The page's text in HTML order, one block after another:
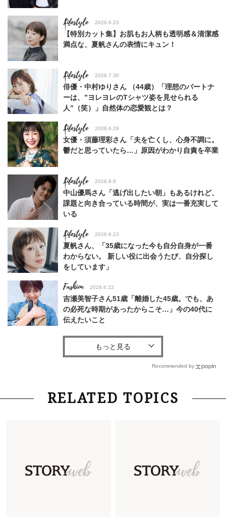
Lifestyle 2026.6.23
【特別カット集】お肌もお人柄も透明感＆清潔感
満点な、夏帆さんの表情にキュン！
Lifestyle 2026.7.30
俳優・中村ゆりさん （44歳）「理想のパートナ
ーは、”ヨレヨレのTシャツ姿を見せられる
人”（笑）」自然体の恋愛観とは？
Lifestyle 2026.6.29
女優・須藤理彩さん「夫を亡くし、心身不調に。
鬱だと思っていたら…」原因がわかり自責を卒業
Lifestyle 2026.8.6
中山優馬さん「逃げ出したい朝」もあるけれど、
課題と向き合っている時間が、実は一番充実して
いる
Lifestyle 2026.6.23
夏帆さん、「35歳になった今も自分自身が一番
わからない。 新しい役に出会うたび、自分探し
をしています」
Fashion 2026.6.22
吉瀬美智子さん51歳「離婚した45歳。でも、あ
の必死な時期があったからこそ…」今の40代に
伝えたいこと
Fashion
【40代コンサバ派】白Tシャツは「パール×ゴー
Lifestyle 2026.7.29
「お若いですね」は褒め言葉？“若い＝美しい”と
上野千鶴子先生が問い直す“理想の老後”の呪縛
【ジェンダー連載23】
Recommended by
RELATED TOPICS